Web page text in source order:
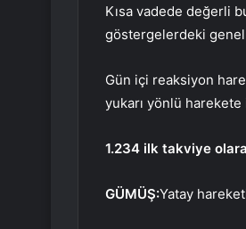
Kısa vadede değerli
göstergelerdeki
Gün içi reaksiyon
yukarı yönlü
1.234 ilk takviye
GÜMÜŞ:Yatay